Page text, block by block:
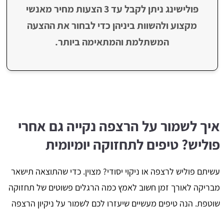
פולישינג ניתן לקבל עד 3 הצעות מחיר מאנשי
מקצוע ולהשוות ביניהן כדי לבחור את ההצעה
המשתלמת והמתאימה ביותר.
איך לשמור על הרצפה נקייה גם אחרי
פוליש? טיפים לתחזוקה יומיומית
עשיתם פוליש לרצפה או ניקוי יסודי? מצוין. כדי שהתוצאה תישאר
מבריקה לאורך זמן חשוב לאמץ כמה הרגלים פשוטים של תחזוקה
שוטפת. הנה טיפים מעשיים שיעזרו לכם לשמור על ניקיון הרצפה